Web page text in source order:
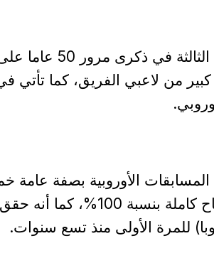
•فوز مانشستر يونايتد باللقب يأتي للمرة الثالثة في ذكرى مرور 50
من لاعبي الفريق، كما تأتي
المسابقات الأوروبية بصفة
مرات، ونجح في الحفاظ على علامة النجاح كاملة بنسبة 100%، كما أنه حقق
للمرة الأولى منذ تسع سنوات.